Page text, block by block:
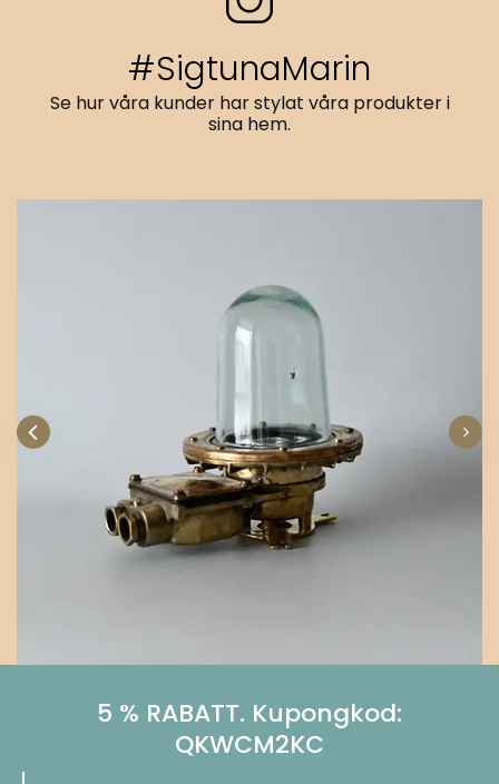
#SigtunaMarin
Se hur våra kunder har stylat våra produkter i
sina hem.
5 % RABATT. Kupongkod:
QKWCM2KC